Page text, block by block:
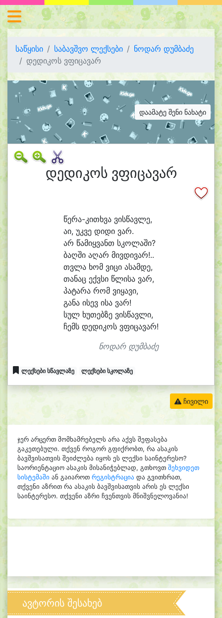
საწყისი საბავშვო ლექსები
ნოდარ დუმბაძე
დედიკოს ვფიცავარ
დაამატე შენი ნახატი
დედიკოს ვფიცავარ
წერა-კითხვა ვისწავლე,
აი, უკვე დიდი ვარ.
არ წამიყვანთ სკოლაში?
ბაღში აღარ მივდივარ!..
თვლა ხომ ვიცი ასამდე,
თანაც ექვსი წლისა ვარ,
პატარა რომ ვიყავი,
განა ისევ ისა ვარ!
სულ ხუთებზე ვისწავლი,
ჩემს დედიკოს ვფიცავარ!
ნოდარ დუმბაძე
ლექსები სწავლაზე ლექსები სკოლაზე
ჩივილი
ჯერ არცერთ მომხამრებელს არა აქვს შეფასება
გაკეთებული. თქვენ როგორ გფიქრობთ, რა ასაკის
ბავშვისათვის შეიძლება იყოს ეს ლექსი საინტერესო?
საორიენტაციო ასაკის მისანიჭებლად, გთხოვთ შეხვიდეთ
სისტემაში ან გაიაროთ რეგისტრაცია და გვითხრათ,
თქვენი აზრით რა ასაკის ბავშვისათვის არის ეს ლექსი
საინტერესო. თქვენი აზრი ჩვენთვის მნიშვნელოვანია!
ავტორის შესახებ